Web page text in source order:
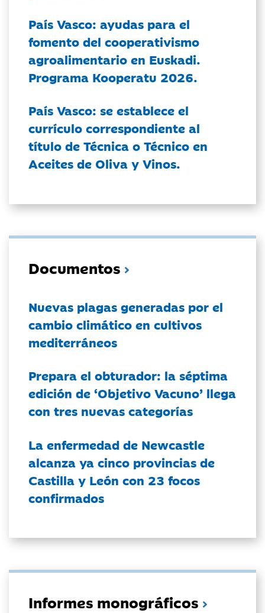
País Vasco: ayudas para el
fomento del cooperativismo
agroalimentario en Euskadi.
Programa Kooperatu 2026.
País Vasco: se establece el
currículo correspondiente al
título de Técnica o Técnico en
Aceites de Oliva y Vinos.
Documentos
Nuevas plagas generadas por el
cambio climático en cultivos
mediterráneos
Prepara el obturador: la séptima
edición de ‘Objetivo Vacuno’ llega
con tres nuevas categorías
La enfermedad de Newcastle
alcanza ya cinco provincias de
Castilla y León con 23 focos
confirmados
Informes monográficos